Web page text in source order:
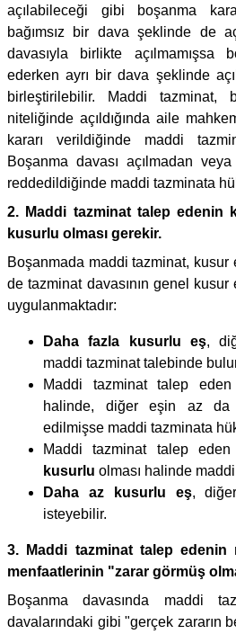
açılabileceği gibi boşanma
bağımsız bir dava şeklinde de
davasıyla birlikte açılmamışsa
ederken ayrı bir dava şeklinde
birleştirilebilir. Maddi tazminat,
niteliğinde açıldığında aile
kararı verildiğinde maddi
Boşanma davası açılmadan
reddedildiğinde maddi tazminata
2. Maddi tazminat talep edenin
kusurlu olması gerekir.
Boşanmada maddi tazminat, kusur
de tazminat davasının genel kusur
uygulanmaktadır:
Daha fazla kusurlu eş,
maddi tazminat talebinde
Maddi tazminat talep
halinde, diğer eşin az
edilmişse maddi tazminata
Maddi tazminat talep
kusurlu olması halinde
Daha az kusurlu eş,
isteyebilir.
3. Maddi tazminat talep edenin
menfaatlerinin "zarar görmüş
Boşanma davasında maddi
davalarındaki gibi "gerçek zararın